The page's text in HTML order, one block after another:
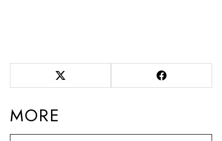
MORE